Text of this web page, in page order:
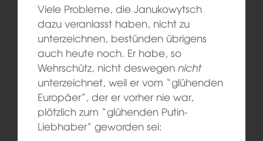
Viele Probleme, die Janukowytsch
dazu veranlasst haben, nicht zu
unterzeichnen, bestünden übrigens
auch heute noch. Er habe, so
Wehrschütz, nicht deswegen nicht
unterzeichnet, weil er vom “glühenden
Europäer”, der er vorher nie war,
plötzlich zum “glühenden Putin-
Liebhaber” geworden sei: